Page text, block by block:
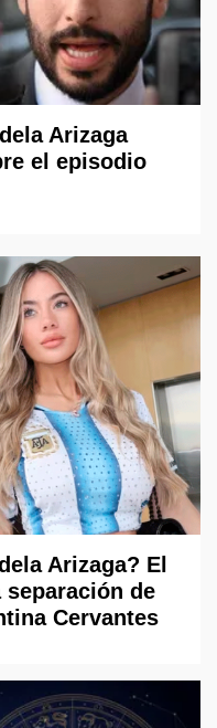
Arizaga
el episodio
Arizaga? El
separación de
Cervantes